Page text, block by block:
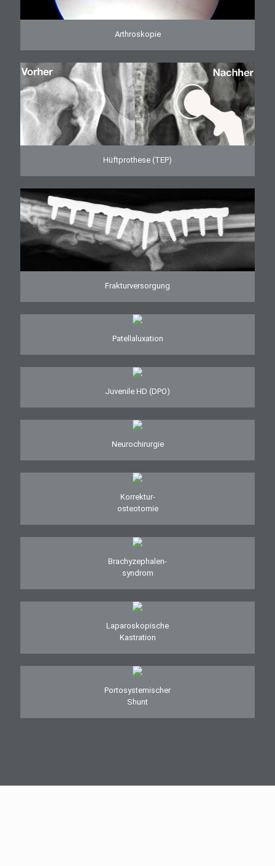
Arthroskopie
Hüftprothese (TEP)
Frakturversorgung
Patellaluxation
Juvenile HD (DPO)
Neurochirurgie
Korrektur-
osteotomie
Brachyzephalen-
syndrom
Laparoskopische
Kastration
Portosystemischer
Shunt